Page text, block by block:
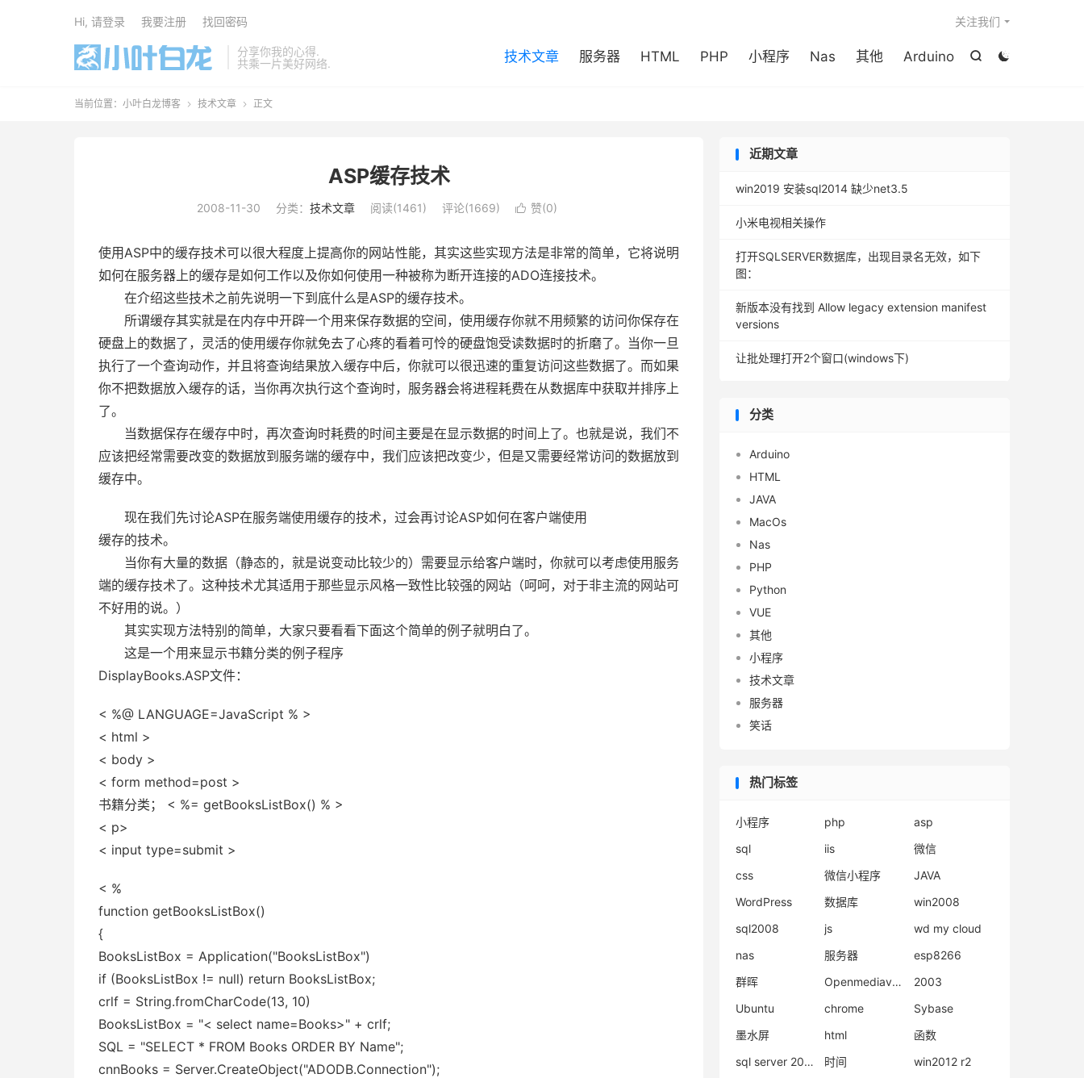
分享你我的心得.
共乘一片美好网络.


技术文章 服务器 HTML PHP 小程序 Nas 其他 Arduino
关注我们
Hi, 请登录 我要注册 找回密码
当前位置： 小叶白龙博客  技术文章  正文
ASP缓存技术
2008-11-30 分类： 技术文章 阅读(1461) 评论(1669)  赞(0)
使用ASP中的缓存技术可以很大程度上提高你的网站性能，其实这些实现方法是非常的简单，它将说明
如何在服务器上的缓存是如何工作以及你如何使用一种被称为断开连接的ADO连接技术。
在介绍这些技术之前先说明一下到底什么是ASP的缓存技术。
所谓缓存其实就是在内存中开辟一个用来保存数据的空间，使用缓存你就不用频繁的访问你保存在
硬盘上的数据了，灵活的使用缓存你就免去了心疼的看着可怜的硬盘饱受读数据时的折磨了。当你一旦
执行了一个查询动作，并且将查询结果放入缓存中后，你就可以很迅速的重复访问这些数据了。而如果
你不把数据放入缓存的话，当你再次执行这个查询时，服务器会将进程耗费在从数据库中获取并排序上
了。
当数据保存在缓存中时，再次查询时耗费的时间主要是在显示数据的时间上了。也就是说，我们不
应该把经常需要改变的数据放到服务端的缓存中，我们应该把改变少，但是又需要经常访问的数据放到
缓存中。
现在我们先讨论ASP在服务端使用缓存的技术，过会再讨论ASP如何在客户端使用
缓存的技术。
当你有大量的数据（静态的，就是说变动比较少的）需要显示给客户端时，你就可以考虑使用服务
端的缓存技术了。这种技术尤其适用于那些显示风格一致性比较强的网站（呵呵，对于非主流的网站可
不好用的说。）
其实实现方法特别的简单，大家只要看看下面这个简单的例子就明白了。
这是一个用来显示书籍分类的例子程序
DisplayBooks.ASP文件：
< %@ LANGUAGE=JavaScript % >
< html >
< body >
< form method=post >
书籍分类； < %= getBooksListBox() % >
< p>
< input type=submit >
< %
function getBooksListBox()
{
BooksListBox = Application("BooksListBox")
if (BooksListBox != null) return BooksListBox;
crlf = String.fromCharCode(13, 10)
BooksListBox = "< select name=Books>" + crlf;
SQL = "SELECT * FROM Books ORDER BY Name";
cnnBooks = Server.CreateObject("ADODB.Connection");
近期文章
win2019 安装sql2014 缺少net3.5
小米电视相关操作
打开SQLSERVER数据库，出现目录名无效，如下
图：
新版本没有找到 Allow legacy extension manifest
versions
让批处理打开2个窗口(windows下)
分类
Arduino
HTML
JAVA
MacOs
Nas
PHP
Python
VUE
其他
小程序
技术文章
服务器
笑话
热门标签
小程序 php
asp
sql
iis
微信
css
微信小程序
JAVA
WordPress
数据库
win2008
sql2008
js
wd my cloud
nas
服务器
esp8266
群晖
Openmediavault
2003
Ubuntu
chrome
Sybase
墨水屏
html
函数
sql server 2008
时间 win2012 r2